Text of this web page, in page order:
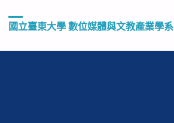
國立臺東大學 數位媒體與文教產業學系